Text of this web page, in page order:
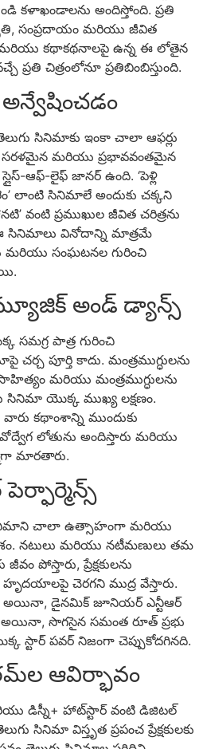
కళాఖండాలను అందిస్తోంది. ప్రతి
సంప్రదాయం మరియు జీవిత
మరియు కథాకథనాలపై ఉన్న ఈ లోతైన
చిత్రంలోనూ ప్రతిబింబిస్తుంది.
సినిమాకు ఇంకా చాలా ఆఫర్లు
మరియు ప్రభావవంతమైన
ఆఫ్-లైఫ్ జానర్ ఉంది. ‘పెళ్లి
లాంటి సినిమాలే అందుకు చక్కని
వంటి ప్రముఖుల జీవిత చరిత్రను
వినోదాన్ని మాత్రమే
మరియు సంఘటనల గురించి
అండ్ డ్యాన్స్
సమగ్ర పాత్ర గురించి
చర్చ పూర్తి కాదు. మంత్రముగ్ధులను
మరియు మంత్రముగ్ధులను
సినిమా యొక్క ముఖ్య లక్షణం.
కథాంశాన్ని ముందుకు
లోతును అందిస్తారు మరియు
మారతారు.
సినిమాని చాలా ఉత్సాహంగా మరియు
నటులు మరియు నటీమణులు తమ
పోస్తారు, ప్రేక్షకులను
చెరగని ముద్ర వేస్తారు.
డైనమిక్ జూనియర్ ఎన్టీఆర్
సొగసైన సమంత రూత్ ప్రభు
స్టార్ పవర్ నిజంగా చెప్పుకోదగినది.
ఆవిర్భావం
డిస్నీ+ హాట్‌స్టార్ వంటి డిజిటల్
సినిమా విస్తృత ప్రపంచ ప్రేక్షకులకు